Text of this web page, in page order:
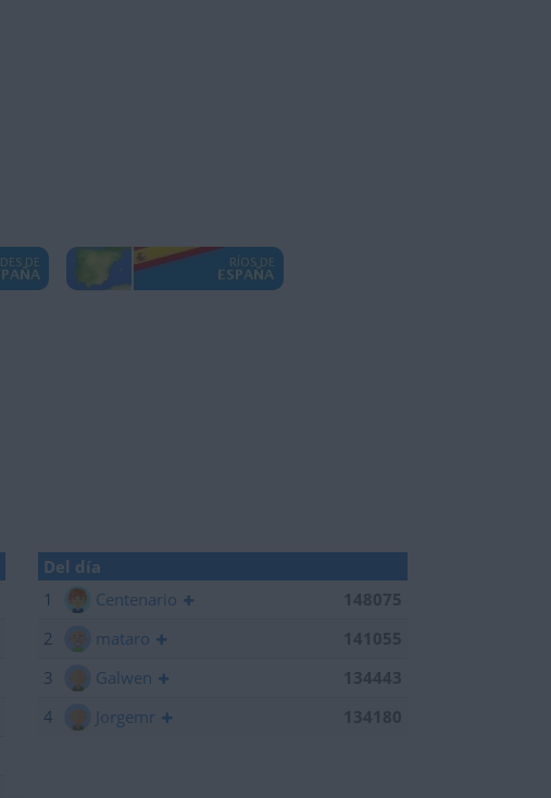
Del día
1
Centenario
148075
2
mataro
3
Galwen
134443
4
Jorgemr